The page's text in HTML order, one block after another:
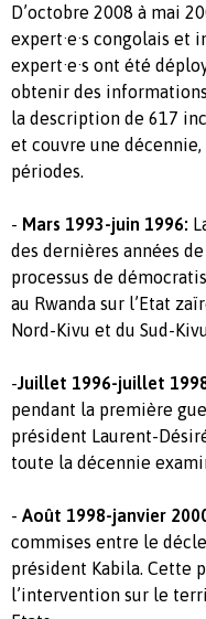
D’octobre 2008 à mai
expert·e·s congolais et
expert·e·s ont été
obtenir des
la description de 617
et couvre une
périodes.
- Mars 1993-juin 1996:
des dernières années
processus de
au Rwanda sur l’Etat
Nord-Kivu et du Sud-
-Juillet 1996-juillet
pendant la première
président Laurent-
toute la décennie
- Août 1998-janvier
commises entre le
président Kabila. Cette
l’intervention sur le